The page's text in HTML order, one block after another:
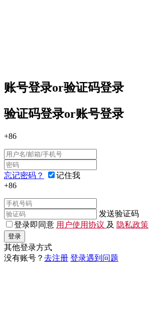
账号登录or验证码登录
验证码登录or账号登录
+86
忘记密码？
记住我
+86
发送验证码
登录即同意 用户使用协议 及 隐私政策
登录
其他登录方式
没有账号？ 去注册 登录遇到问题